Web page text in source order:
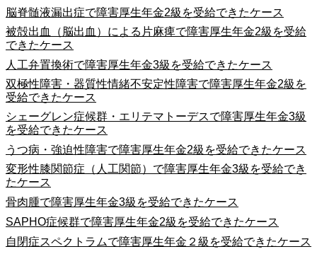
脳脊髄液漏出症で障害厚生年金2級を受給できたケース
被殻出血（脳出血）による片麻痺で障害厚生年金2級を受給
できたケース
人工弁置換術で障害厚生年金3級を受給できたケース
双極性障害・器質性情緒不安定性障害で障害厚生年金2級を
受給できたケース
シェーグレン症候群・エリテマトーデスで障害厚生年金3級
を受給できたケース
うつ病・強迫性障害で障害厚生年金2級を受給できたケース
変形性膝関節症（人工関節）で障害厚生年金3級を受給でき
たケース
骨肉腫で障害厚生年金3級を受給できたケース
SAPHO症候群で障害厚生年金2級を受給できたケース
自閉症スペクトラムで障害厚生年金２級を受給できたケース